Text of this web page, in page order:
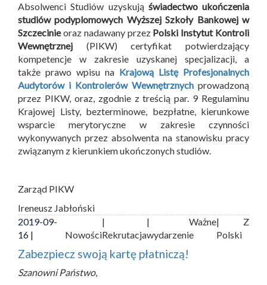
Absolwenci Studiów uzyskują świadectwo ukończenia
studiów podyplomowych Wyższej Szkoły Bankowej w
Szczecinieoraz nadawany przez Polski Instytut Kontroli
Wewnętrznej (PIKW) certyfikat potwierdzający
kompetencje w zakresie uzyskanej specjalizacji, a
także prawo wpisu na Krajową Listę Profesjonalnych
Audytorów i Kontrolerów Wewnętrznych prowadzoną
przez PIKW, oraz, zgodnie z treścią par. 9 Regulaminu
Krajowej Listy, bezterminowe, bezpłatne, kierunkowe
wsparcie merytoryczne w zakresie czynności
wykonywanych przez absolwenta na stanowisku pracy
związanym z kierunkiem ukończonych studiów.
Zarząd PIKW
Ireneusz Jabłoński
2019-09-
16 |
Nowości
|
Rekrutacja
| Ważne
wydarzenie
| Z
Polski
Zabezpiecz swoją kartę płatniczą!
Szanowni Państwo,